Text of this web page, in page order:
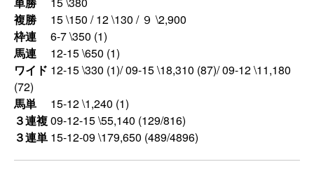
複勝
15 \150 / 12 \130 / ９ \2,900
枠連
6-7 \350 (1)
馬連
12-15 \650 (1)
ワイド 12-15 \330 (1)/ 09-15 \18,310 (87)/ 09-12 \11,180
(72)
馬単
15-12 \1,240 (1)
３連複09-12-15 \55,140 (129/816)
３連単 15-12-09 \179,650 (489/4896)